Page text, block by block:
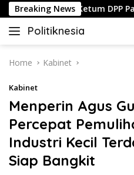
Skip
to
content
Breaking News
Dari Ketum DPP Partai
Politiknesia
Politiknesia.com
Home Kabinet
Kabinet
Menperin Agus
Percepat
Industri Kecil
Siap Bangkit